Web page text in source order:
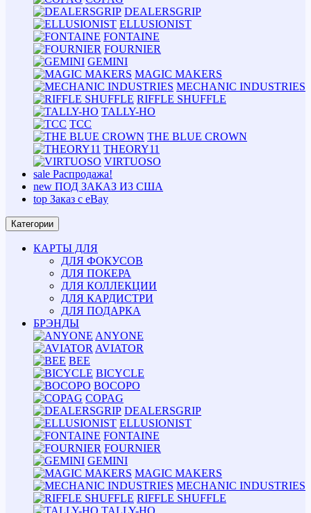
DEALERSGRIP
ELLUSIONIST
FONTAINE
FOURNIER
GEMINI
MAGIC MAKERS
MECHANIC INDUSTRIES
RIFFLE SHUFFLE
TALLY-HO
TCC
THE BLUE CROWN
THEORY11
VIRTUOSO
sale Распродажа!
new ПОД ЗАКАЗ ИЗ США
top Заказ с eBay
Категории
КАРТЫ ДЛЯ
ДЛЯ ФОКУСОВ
ДЛЯ ПОКЕРА
ДЛЯ КОЛЛЕКЦИИ
ДЛЯ КАРДИСТРИ
ДЛЯ ПОДАРКА
БРЭНДЫ
ANYONE
AVIATOR
BEE
BICYCLE
BOCOPO
COPAG
DEALERSGRIP
ELLUSIONIST
FONTAINE
FOURNIER
GEMINI
MAGIC MAKERS
MECHANIC INDUSTRIES
RIFFLE SHUFFLE
TALLY-HO